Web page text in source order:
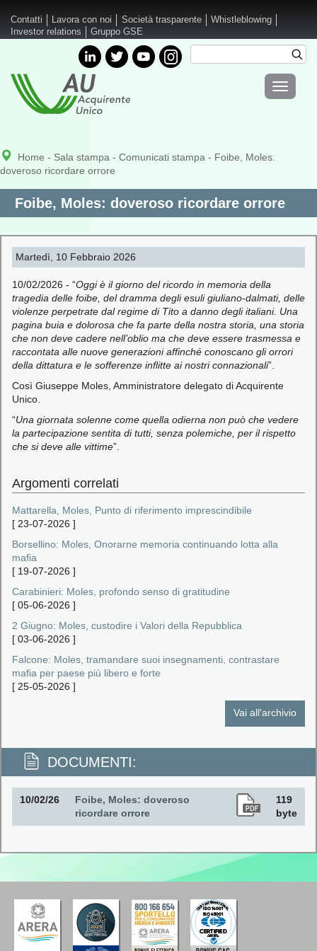
Contatti Lavora con noi Società trasparente
Whistleblowing
Investor relations
Gruppo GSE
Form di
Toggle
Home - Sala stampa - Comunicati stampa - Foibe, Moles:
doveroso ricordare orrore
Foibe, Moles: doveroso ricordare orrore
Martedì, 10 Febbraio 2026
10/02/2026 - “Oggi è il giorno del ricordo in memoria della
tragedia delle foibe, del dramma degli esuli giuliano-dalmati, delle
violenze perpetrate dal regime di Tito a danno degli italiani. Una
pagina buia e dolorosa che fa parte della nostra storia, una storia
che non deve cadere nell’oblio ma che deve essere trasmessa e
raccontata alle nuove generazioni affinché conoscano gli orrori
della dittatura e le sofferenze inflitte ai nostri connazionali”.
Così Giuseppe Moles, Amministratore delegato di Acquirente
Unico.
“Una giornata solenne come quella odierna non può che vedere
la partecipazione sentita di tutti, senza polemiche, per il rispetto
che si deve alle vittime”.
Argomenti correlati
Mattarella, Moles, Punto di riferimento imprescindibile
[ 23-07-2026 ]
Borsellino: Moles, Onorarne memoria continuando lotta alla
mafia
[ 19-07-2026 ]
Carabinieri: Moles, profondo senso di gratitudine
[ 05-06-2026 ]
2 Giugno: Moles, custodire i Valori della Repubblica
[ 03-06-2026 ]
Falcone: Moles, tramandare suoi insegnamenti, contrastare
mafia per paese più libero e forte
[ 25-05-2026 ]
Vai all'archivio
DOCUMENTI:
10/02/26
Foibe, Moles: doveroso
ricordare orrore
119
byte